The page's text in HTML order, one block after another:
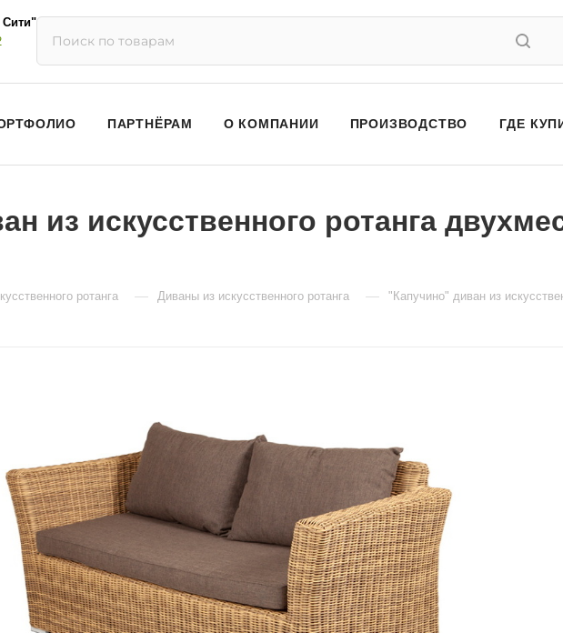
ПАРТНЁРАМ О КОМПАНИИ ПРОИЗВОДСТВО ГДЕ
из искусственного ротанга
ротанга — Диваны из искусственного ротанга — "Капучино" диван из